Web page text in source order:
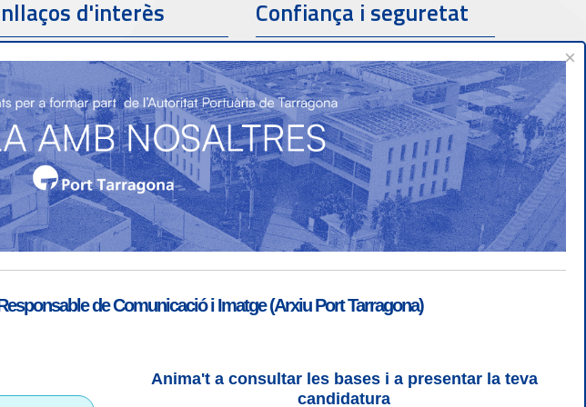
d'interès Confiança i seguretat
telefònica SGSI|Login| Desconnectar
×
de Comunicació i Imatge (Arxiu Port Tarragona)
Anima't a consultar les bases i a presentar la teva
candidatura